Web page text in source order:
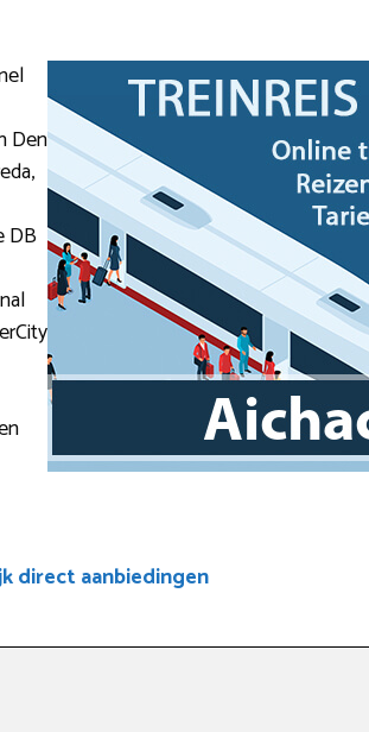
Den
DB
direct aanbiedingen